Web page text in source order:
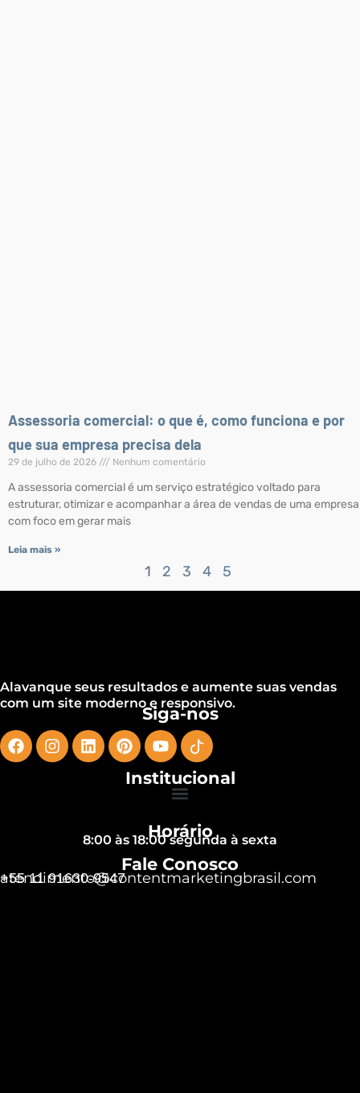
Assessoria comercial: o que é, como funciona e por
que sua empresa precisa dela
29 de julho de 2026 Nenhum comentário
A assessoria comercial é um serviço estratégico voltado para
estruturar, otimizar e acompanhar a área de vendas de uma
com foco em gerar mais
Leia mais »
1 2 3 4 5
Alavanque seus resultados e aumente suas vendas
com um site moderno e responsivo.
Siga-nos
Institucional
Horário
8:00 às 18:00 segunda à sexta
Fale Conosco
+55 11 91630-9547
atendimento@contentmarketingbrasil.com